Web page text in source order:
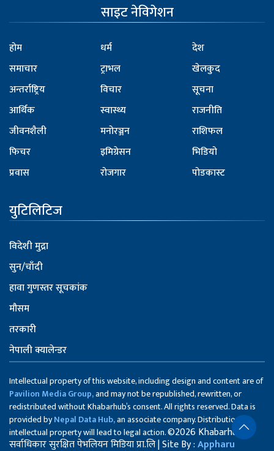
साइट नेविगेशन
होम
समाचार
अन्तर्राष्ट्रिय
आर्थिक
जीवनशैली
फिचर
प्रवास
धर्म
ट्राभल
विचार
स्वास्थ्य
मनोरञ्जन
इमिग्रेसन
रोजगार
देश
खेलकुद
सूचना
राजनीति
राशिफल
भिडियो
पोडकास्ट
युटिलिटिज
विदेशी मुद्रा
सुन/चाँदी
हावा गुणस्तर सूचकांक
मौसम
तरकारी
नेपाली क्यालेन्डर
Intellectual property of this website, including design and content are of
Pavilion Media Group,and may not be republished, rewritten, or
redistributed without Khabarhub’s consent. All rights reserved. Data is
provided byNepal Data Hub,an associate company. Distribution of
intellectual property will lead to legal action.©2026 Khabarhub
सर्वाधिकार सुरक्षित पेभलियन मिडिया प्रा.लि | Site By :Appharu